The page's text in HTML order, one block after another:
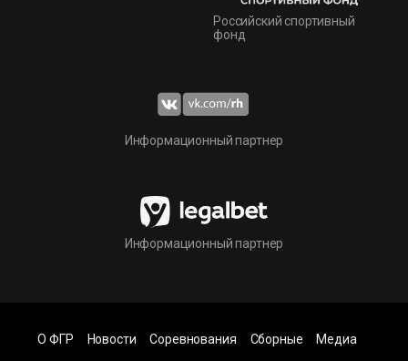
Российский спортивный
фонд
Информационный партнер
Информационный партнер
О ФГР Новости Соревнования Сборные
Медиа